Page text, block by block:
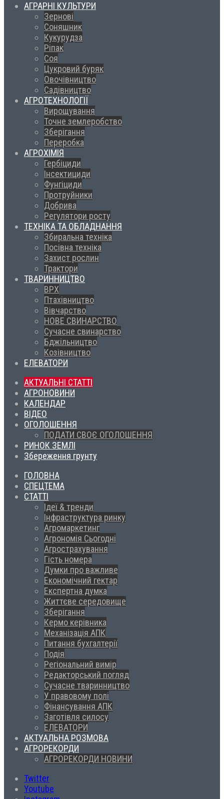
АГРАРНІ КУЛЬТУРИ
Зернові
Соняшник
Кукурудза
Ріпак
Соя
Цукровий буряк
Овочівництво
Садівництво
АГРОТЕХНОЛОГІЇ
Вирощування
Точне землеробство
Зберігання
Переробка
АГРОХІМІЯ
Гербіциди
Інсектициди
Фунгіциди
Протруйники
Добрива
Регулятори росту
ТЕХНІКА ТА ОБЛАДНАННЯ
Збиральна техніка
Посівна техніка
Захист рослин
Трактори
ТВАРИННИЦТВО
ВРХ
Птахівництво
Вівчарство
НОВЕ СВИНАРСТВО
Сучасне свинарство
Бджільництво
Козівництво
ЕЛЕВАТОРИ
АКТУАЛЬНІ СТАТТІ
АГРОНОВИНИ
КАЛЕНДАР
ВІДЕО
ОГОЛОШЕННЯ
ПОДАТИ СВОЄ ОГОЛОШЕННЯ
РИНОК ЗЕМЛІ
Збереження грунту
ГОЛОВНА
СПЕЦТЕМА
СТАТТІ
Ідеї & тренди
Інфраструктура ринку
Агромаркетинг
Агрономія Сьогодні
Агрострахування
Гість номера
Думки про важливе
Економічний гектар
Експертна думка
Життєве середовище
Зберігання
Кермо керівника
Механізація АПК
Питання бухгалтерії
Подія
Регіональний вимір
Редакторський погляд
Сучасне тваринництво
У правовому полі
Фінансування АПК
Заготівля силосу
ЕЛЕВАТОРИ
АКТУАЛЬНА РОЗМОВА
АГРОРЕКОРДИ
АГРОРЕКОРДИ НОВИНИ
Twitter
Youtube